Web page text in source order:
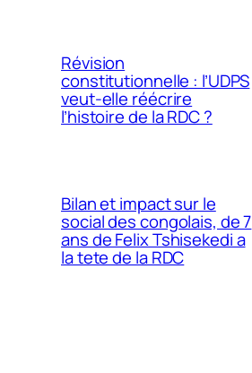
Révision
constitutionnelle : l’UDPS
veut-elle réécrire
l’histoire de la RDC ?
Bilan et impact sur le
social des congolais, de 7
ans de Felix Tshisekedi a
la tete de la RDC